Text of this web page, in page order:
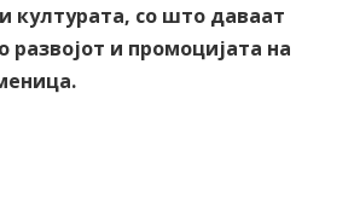
културата, со што даваат
развојот и промоцијата на